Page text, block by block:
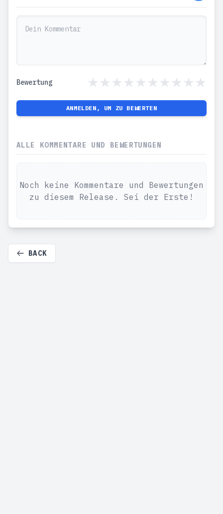
Bewertung
ANMELDEN, UM ZU BEWERTEN
ALLE KOMMENTARE UND BEWERTUNGEN
Noch keine Kommentare und Bewertungen
zu diesem Release. Sei der Erste!
BACK